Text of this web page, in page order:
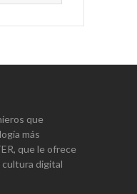
que
más
que le ofrece
digital